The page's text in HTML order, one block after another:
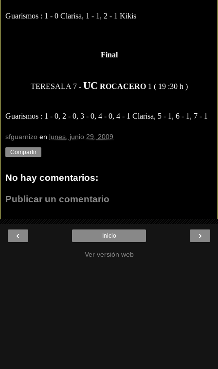
Guarismos : 1 - 0 Clarisa, 1 - 1, 2 - 1 Kikis
Final
TERESALA 7 - UC ROCACERO1 ( 19 :30 h )
Guarismos : 1 - 0, 2 - 0, 3 - 0, 4 - 0, 4 - 1 Clarisa, 5 - 1, 6 - 1, 7 - 1
sfguarnizo en lunes, junio 29, 2009
Compartir
No hay comentarios:
Publicar un comentario
‹ ›
Inicio
Ver versión web